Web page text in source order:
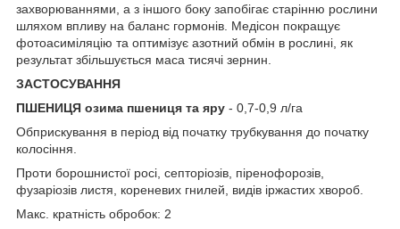
захворюваннями, а з іншого боку запобігає старінню рослини
шляхом впливу на баланс гормонів. Медісон покращує
фотоасиміляцію та оптимізує азотний обмін в рослині, як
результат збільшується маса тисячі зернин.
ЗАСТОСУВАННЯ
ПШЕНИЦЯ озима пшениця та яру - 0,7-0,9 л/га
Обприскування в період від початку трубкування до початку
колосіння.
Проти борошнистої росі, септоріозів, піренофорозів,
фузаріозів листя, кореневих гнилей, видів іржастих хвороб.
Макс. кратність обробок: 2